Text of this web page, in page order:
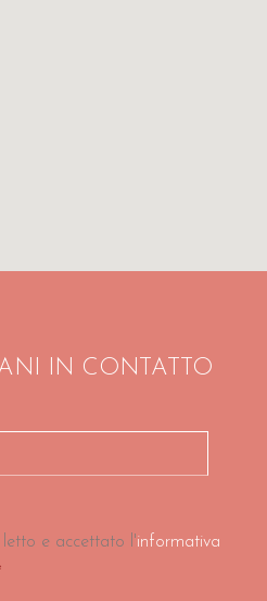
IN CONTATTO
*
letto e accettato l'informativa